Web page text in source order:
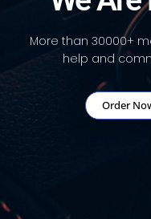
More than 30000+
help and
Order